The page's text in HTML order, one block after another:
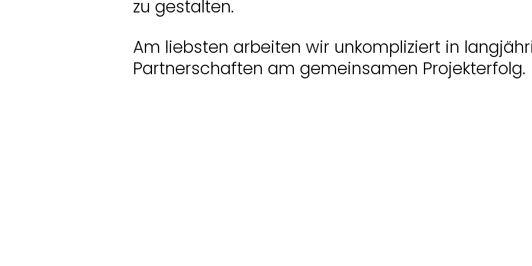
zu gestalten.
Am liebsten arbeiten wir unkompliziert in
Partnerschaften am gemeinsamen Projekterfolg.